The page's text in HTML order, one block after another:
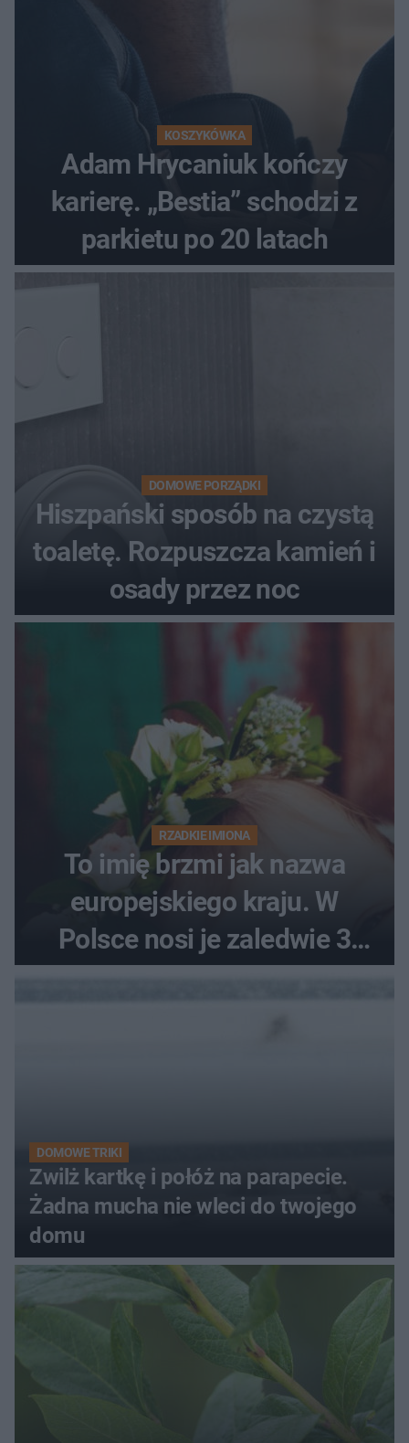
KOSZYKÓWKA
Adam Hrycaniuk kończy
karierę. „Bestia” schodzi z
parkietu po 20 latach
DOMOWE PORZĄDKI
Hiszpański sposób na czystą
toaletę. Rozpuszcza kamień i
osady przez noc
RZADKIE IMIONA
To imię brzmi jak nazwa
europejskiego kraju. W
Polsce nosi je zaledwie 3
kobiety
DOMOWE TRIKI
Zwilż kartkę i połóż na parapecie.
Żadna mucha nie wleci do twojego
domu